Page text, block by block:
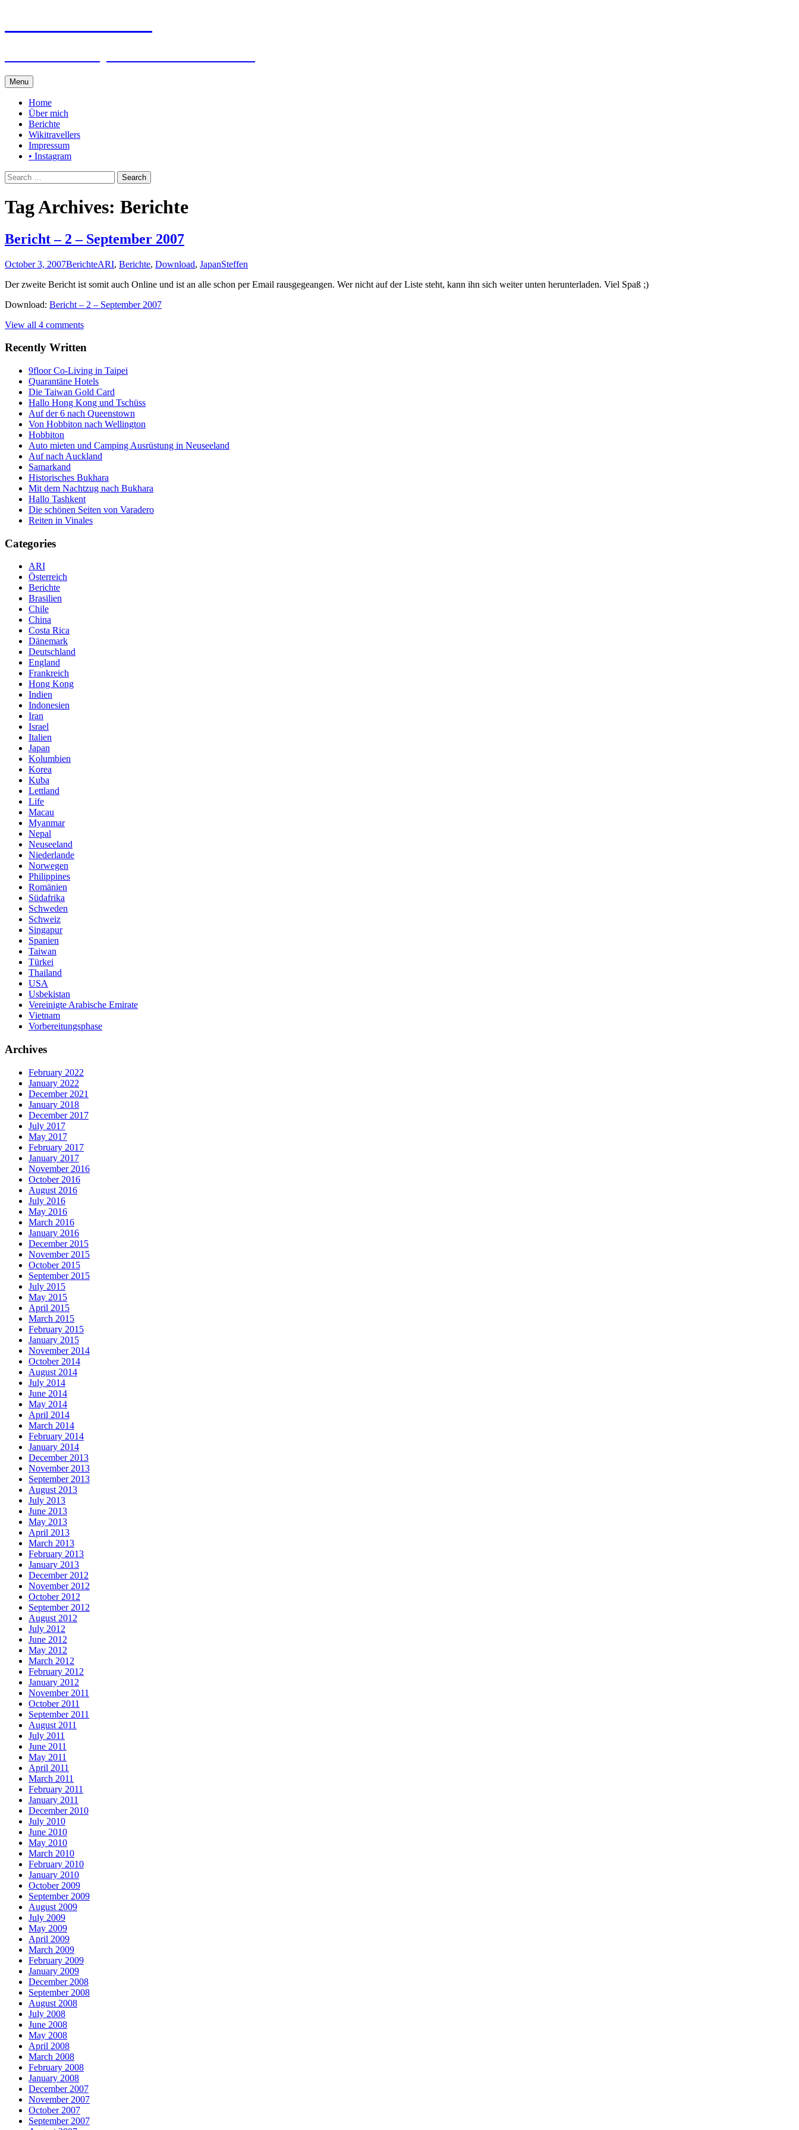
Menu Skip
to
content
Home
Über mich
Berichte
Wikitravellers
Impressum
• Instagram
Search
for:
Tag Archives: Berichte
Bericht – 2 – September 2007
October 3, 2007BerichteARI, Berichte, Download, JapanSteffen
Der zweite Bericht ist somit auch Online und ist an alle schon per Email rausgegeangen. Wer nicht auf der Liste steht, kann ihn sich weiter unten herunterladen. Viel Spaß ;)
Download: Bericht – 2 – September 2007
View all 4 comments
Recently Written
9floor Co-Living in Taipei
Quarantäne Hotels
Die Taiwan Gold Card
Hallo Hong Kong und Tschüss
Auf der 6 nach Queenstown
Von Hobbiton nach Wellington
Hobbiton
Auto mieten und Camping Ausrüstung in Neuseeland
Auf nach Auckland
Samarkand
Historisches Bukhara
Mit dem Nachtzug nach Bukhara
Hallo Tashkent
Die schönen Seiten von Varadero
Reiten in Vinales
Categories
ARI
Österreich
Berichte
Brasilien
Chile
China
Costa Rica
Dänemark
Deutschland
England
Frankreich
Hong Kong
Indien
Indonesien
Iran
Israel
Italien
Japan
Kolumbien
Korea
Kuba
Lettland
Life
Macau
Myanmar
Nepal
Neuseeland
Niederlande
Norwegen
Philippines
Romänien
Südafrika
Schweden
Schweiz
Singapur
Spanien
Taiwan
Türkei
Thailand
USA
Usbekistan
Vereinigte Arabische Emirate
Vietnam
Vorbereitungsphase
Archives
February 2022
January 2022
December 2021
January 2018
December 2017
July 2017
May 2017
February 2017
January 2017
November 2016
October 2016
August 2016
July 2016
May 2016
March 2016
January 2016
December 2015
November 2015
October 2015
September 2015
July 2015
May 2015
April 2015
March 2015
February 2015
January 2015
November 2014
October 2014
August 2014
July 2014
June 2014
May 2014
April 2014
March 2014
February 2014
January 2014
December 2013
November 2013
September 2013
August 2013
July 2013
June 2013
May 2013
April 2013
March 2013
February 2013
January 2013
December 2012
November 2012
October 2012
September 2012
August 2012
July 2012
June 2012
May 2012
March 2012
February 2012
January 2012
November 2011
October 2011
September 2011
August 2011
July 2011
June 2011
May 2011
April 2011
March 2011
February 2011
January 2011
December 2010
July 2010
June 2010
May 2010
March 2010
February 2010
January 2010
October 2009
September 2009
August 2009
July 2009
May 2009
April 2009
March 2009
February 2009
January 2009
December 2008
September 2008
August 2008
July 2008
June 2008
May 2008
April 2008
March 2008
February 2008
January 2008
December 2007
November 2007
October 2007
September 2007